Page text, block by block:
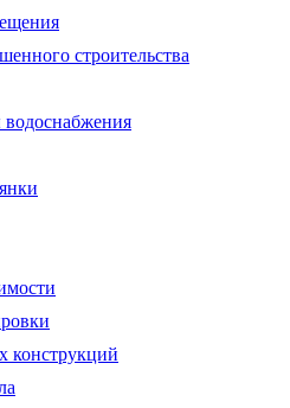
строительства
конструкций